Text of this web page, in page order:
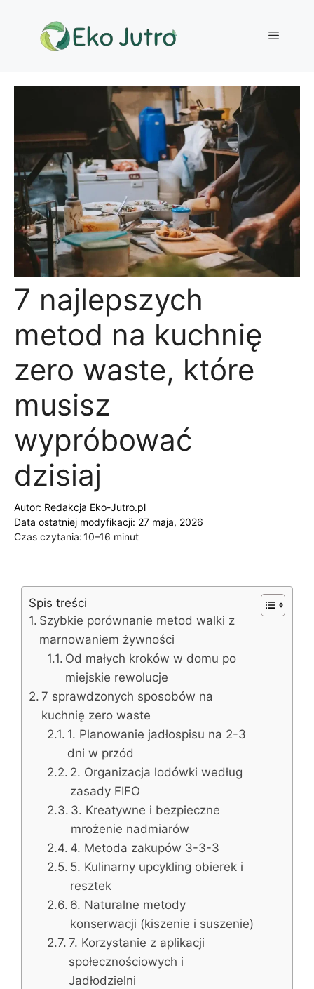
Menu
7 najlepszych
metod na kuchnię
zero waste, które
musisz
wypróbować
dzisiaj
Autor: Redakcja Eko-Jutro.pl
Data ostatniej modyfikacji: 27 maja, 2026
Czas czytania:10–16 minut
Spis treści
Szybkie porównanie metod walki z
marnowaniem żywności
Od małych kroków w domu po
miejskie rewolucje
7 sprawdzonych sposobów na
kuchnię zero waste
1. Planowanie jadłospisu na 2-3
dni w przód
2. Organizacja lodówki według
zasady FIFO
3. Kreatywne i bezpieczne
mrożenie nadmiarów
4. Metoda zakupów 3-3-3
5. Kulinarny upcykling obierek i
resztek
6. Naturalne metody
konserwacji (kiszenie i suszenie)
7. Korzystanie z aplikacji
społecznościowych i
Jadłodzielni